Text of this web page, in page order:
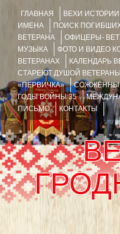
ГЛАВНАЯ ВЕХИ ИСТОРИИ
ИМЕНА
ПОИСК
ВЕТЕРАНА
ОФИЦЕРЫ-
МУЗЫКА
ФОТО И ВИДЕО
ВЕТЕРАНАХ
КАЛЕНДАРЬ
СТАРЕЮТ ДУШОЙ ВЕТЕРАНЫ
«ПЕРВИЧКА»
ГОДЫ ВОЙНЫ 35
ПИСЬМО
КОНТАКТЫ